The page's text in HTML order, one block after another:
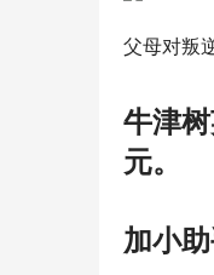
父母对叛
牛津
元。
加小